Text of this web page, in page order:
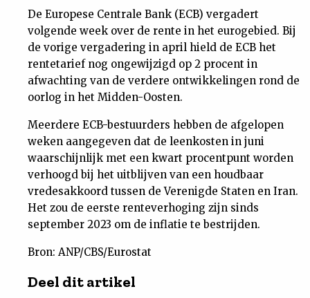
De Europese Centrale Bank (ECB) vergadert
volgende week over de rente in het eurogebied. Bij
de vorige vergadering in april hield de ECB het
rentetarief nog ongewijzigd op 2 procent in
afwachting van de verdere ontwikkelingen rond de
oorlog in het Midden-Oosten.
Meerdere ECB-bestuurders hebben de afgelopen
weken aangegeven dat de leenkosten in juni
waarschijnlijk met een kwart procentpunt worden
verhoogd bij het uitblijven van een houdbaar
vredesakkoord tussen de Verenigde Staten en Iran.
Het zou de eerste renteverhoging zijn sinds
september 2023 om de inflatie te bestrijden.
Bron: ANP/CBS/Eurostat
Deel dit artikel